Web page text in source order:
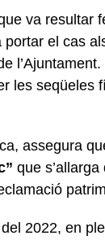
va resultar
portar el cas
les seqüeles
assegura
que
2022, en